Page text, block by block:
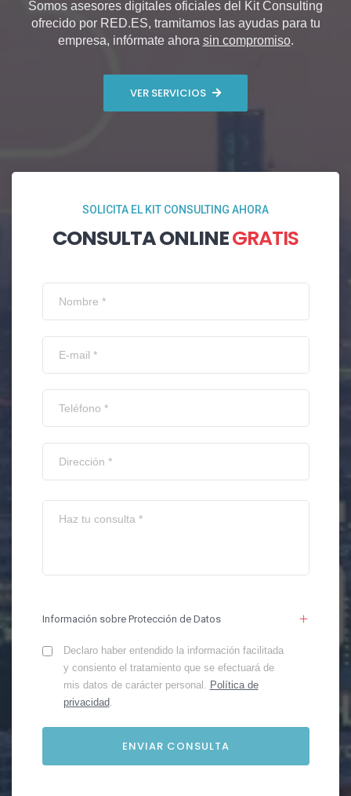
Somos asesores digitales oficiales del Kit Consulting
ofrecido por RED.ES, tramitamos las ayudas para tu
empresa, infórmate ahora sin compromiso.
VER SERVICIOS
SOLICITA EL KIT CONSULTING AHORA
CONSULTA ONLINEGRATIS
Información sobre Protección de Datos
Declaro haber entendido la información facilitada
y consiento el tratamiento que se efectuará de
mis datos de carácter personal. Política de
privacidad.